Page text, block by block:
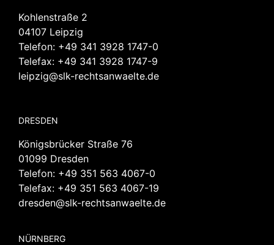
Kohlenstraße 2
04107 Leipzig
Telefon: +49 341 3928 1747-0
Telefax: +49 341 3928 1747-9
leipzig@slk-rechtsanwaelte.de
DRESDEN
Königsbrücker Straße 76
01099 Dresden
Telefon: +49 351 563 4067-0
Telefax: +49 351 563 4067-19
dresden@slk-rechtsanwaelte.de
NÜRNBERG